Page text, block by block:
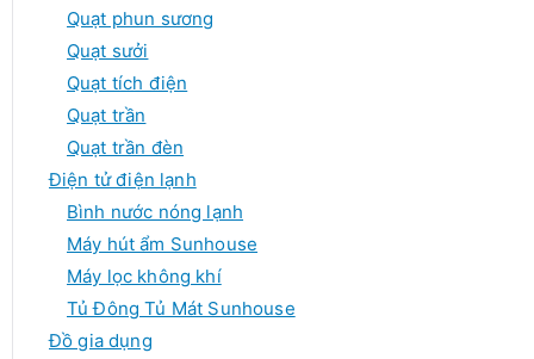
Quạt phun sương
Quạt sưởi
Quạt tích điện
Quạt trần
Quạt trần đèn
Điện tử điện lạnh
Bình nước nóng lạnh
Máy hút ẩm Sunhouse
Máy lọc không khí
Tủ Đông Tủ Mát Sunhouse
Đồ gia dụng